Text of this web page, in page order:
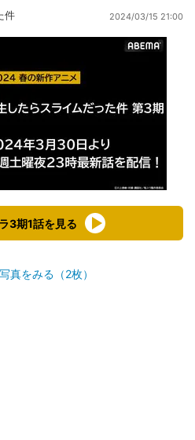
件 2024/03/15 21:00
3期1話を見る
真をみる（2枚）